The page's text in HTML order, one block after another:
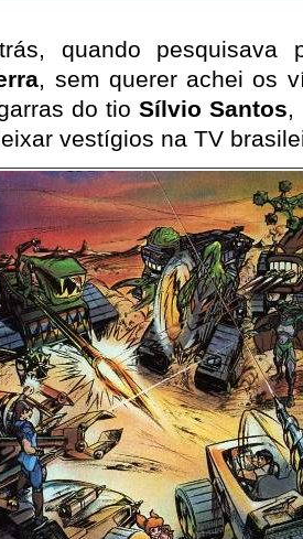
quando pesquisava
, sem querer achei os
do tio Sílvio Santos,
vestígios na TV